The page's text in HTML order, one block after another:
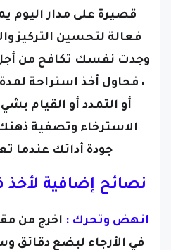
قصيرة على مدار اليوم
فعالة لتحسين التركيز
وجدت نفسك تكافح من أجل
، فحاول أخذ استراحة
أو التمدد أو القيام
الاسترخاء وتصفية
جودة أدائك عندما
نصائح إضافية لأخذ
انهض وتحرك : اخرج من
في الأرجاء لبضع